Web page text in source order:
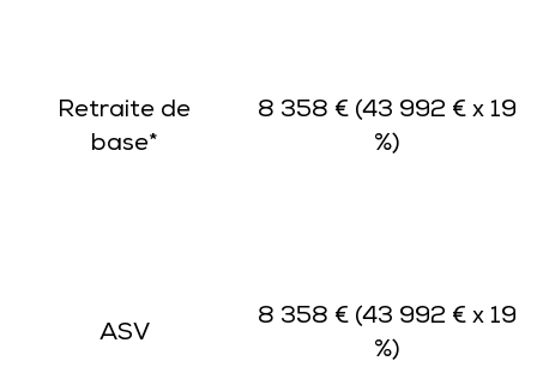
Retraite de
base*
8 358 € (43 992 € x 19
%)
ASV
8 358 € (43 992 € x 19
%)